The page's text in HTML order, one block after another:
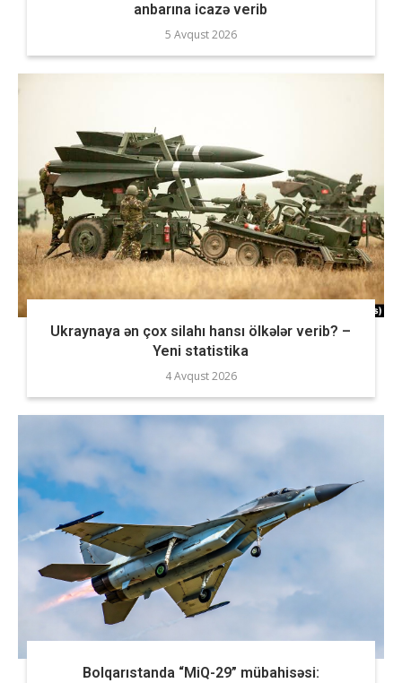
anbarına icazə verib
5 Avqust 2026
Ukraynaya ən çox silahı hansı ölkələr verib? –
Yeni statistika
4 Avqust 2026
Bolqarıstanda “MiQ-29” mübahisəsi: